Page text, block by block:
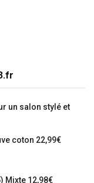
un salon stylé et
coton 22,99€
Mixte 12,98€